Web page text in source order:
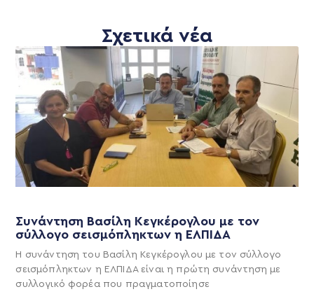
Σχετικά νέα
Συνάντηση Βασίλη Κεγκέρογλου με τον
σύλλογο σεισμόπληκτων η ΕΛΠΙΔΑ
Η συνάντηση του Βασίλη Κεγκέρογλου με τον σύλλογο
σεισμόπληκτων η ΕΛΠΙΔΑ είναι η πρώτη συνάντηση με
συλλογικό φορέα που πραγματοποίησε